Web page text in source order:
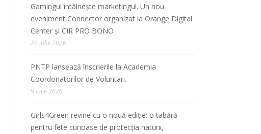
Gamingul întâlnește marketingul. Un nou
eveniment Connector organizat la Orange Digital
Center și CIR PRO BONO
22 iulie 2026
PNTP lansează înscrierile la Academia
Coordonatorilor de Voluntari.
9 iulie 2026
Girls4Green revine cu o nouă ediție: o tabără
pentru fete curioase de protecția naturii,